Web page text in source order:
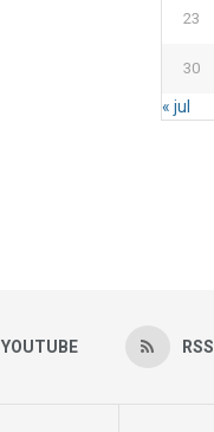
23
30
« jul
YOUTUBE RSS